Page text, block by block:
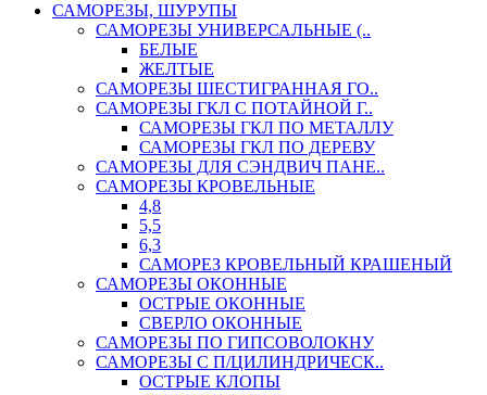
САМОРЕЗЫ, ШУРУПЫ
САМОРЕЗЫ УНИВЕРСАЛЬНЫЕ (..
БЕЛЫЕ
ЖЕЛТЫЕ
САМОРЕЗЫ ШЕСТИГРАННАЯ ГО..
САМОРЕЗЫ ГКЛ С ПОТАЙНОЙ Г..
САМОРЕЗЫ ГКЛ ПО МЕТАЛЛУ
САМОРЕЗЫ ГКЛ ПО ДЕРЕВУ
САМОРЕЗЫ ДЛЯ СЭНДВИЧ ПАНЕ..
САМОРЕЗЫ КРОВЕЛЬНЫЕ
4,8
5,5
6,3
САМОРЕЗ КРОВЕЛЬНЫЙ КРАШЕНЫЙ
САМОРЕЗЫ ОКОННЫЕ
ОСТРЫЕ ОКОННЫЕ
СВЕРЛО ОКОННЫЕ
САМОРЕЗЫ ПО ГИПСОВОЛОКНУ
САМОРЕЗЫ С П/ЦИЛИНДРИЧЕСК..
ОСТРЫЕ КЛОПЫ